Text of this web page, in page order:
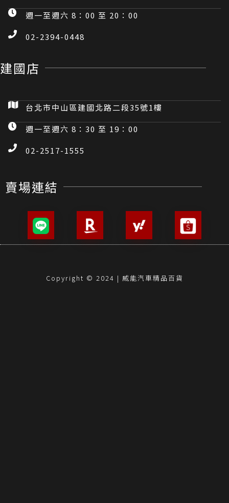
週一至週六 8：00 至 20：00
02-2394-0448
建國店
台北市中山區建國北路二段35號1樓
週一至週六 8：30 至 19：00
02-2517-1555
賣場連結
Copyright © 2024 | 威能汽車精品百貨